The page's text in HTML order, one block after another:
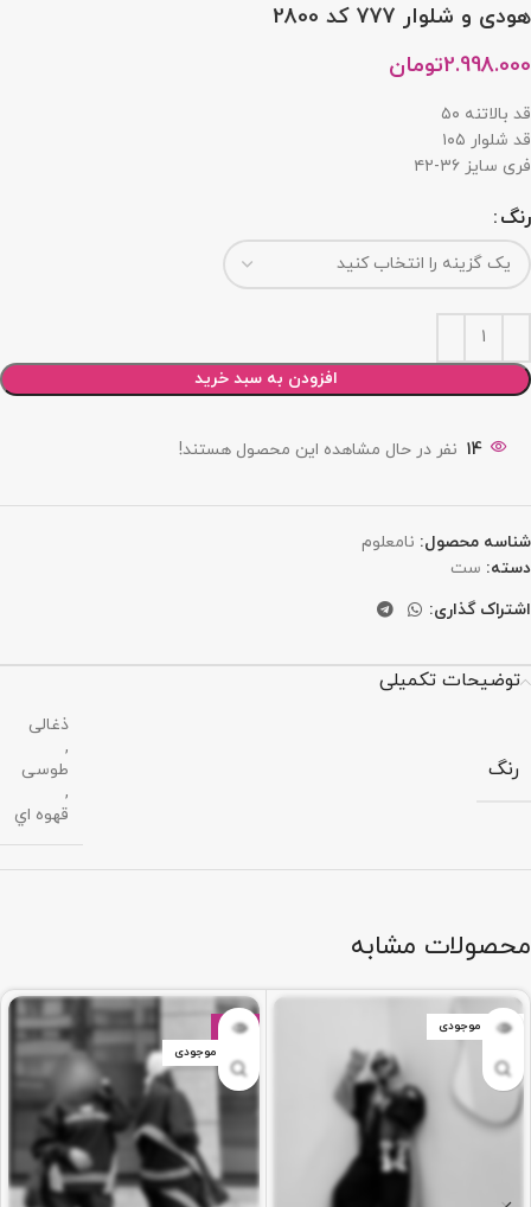
هودی و شلوار 777 کد 2800
2.998.000تومان
قد بالاتنه ۵۰
قد شلوار ۱۰۵
فری سایز ۳۶-۴۲
رنگ
افزودن به سبد خرید
14 نفر در حال مشاهده این محصول هستند!
شناسه محصول: نامعلوم
دسته: ست
اشتراک گذاری:
توضیحات تکمیلی
رنگ
ذغالی
,
طوسی
,
قهوه اي
محصولات مشابه
اتمام موجودی
-15%
اتمام موجودی